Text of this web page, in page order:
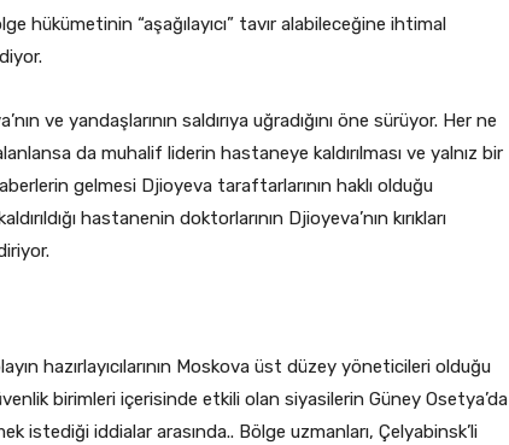
hükümetinin “aşağılayıcı” tavır alabileceğine ihtimal
ve yandaşlarının saldırıya uğradığını öne sürüyor. Her ne
da muhalif liderin hastaneye kaldırılması ve yalnız bir
gelmesi Djioyeva taraftarlarının haklı olduğu
hastanenin doktorlarının Djioyeva’nın kırıkları
hazırlayıcılarının Moskova üst düzey yöneticileri olduğu
birimleri içerisinde etkili olan siyasilerin Güney Osetya’da
istediği iddialar arasında.. Bölge uzmanları, Çelyabinsk’li